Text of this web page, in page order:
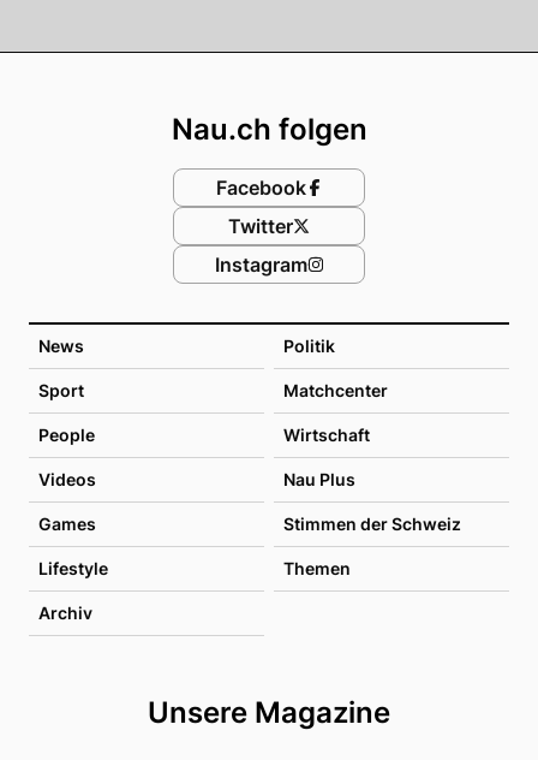
News Politik
Sport Matchcenter
People Wirtschaft
Videos Nau Plus
Games Stimmen der Schweiz
Lifestyle Themen
Archiv
Unsere Magazine
Nau.ch folgen
Facebook
Twitter
Instagram